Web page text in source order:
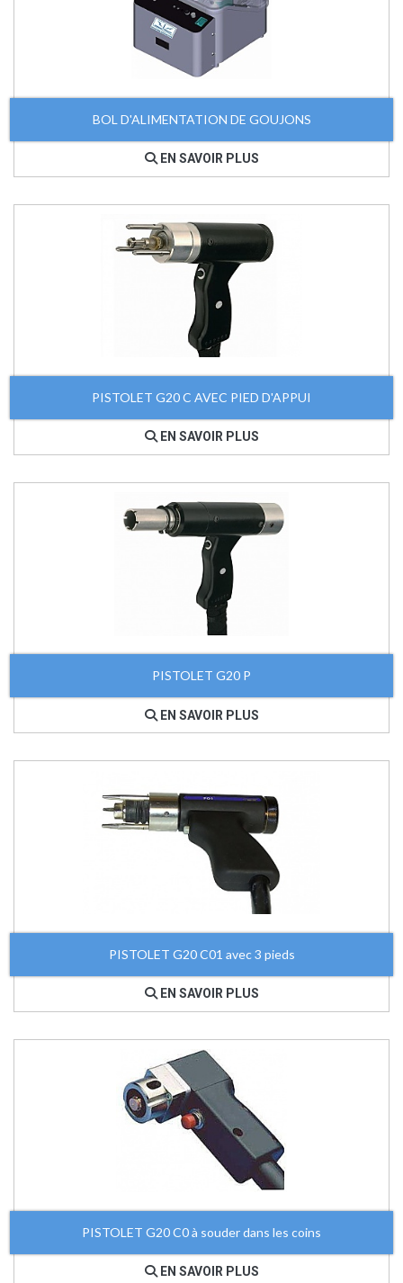
BOL D'ALIMENTATION DE GOUJONS
EN SAVOIR PLUS
PISTOLET G20 C AVEC PIED D'APPUI
EN SAVOIR PLUS
PISTOLET G20 P
EN SAVOIR PLUS
PISTOLET G20 C01 avec 3 pieds
EN SAVOIR PLUS
PISTOLET G20 C0 à souder dans les coins
EN SAVOIR PLUS